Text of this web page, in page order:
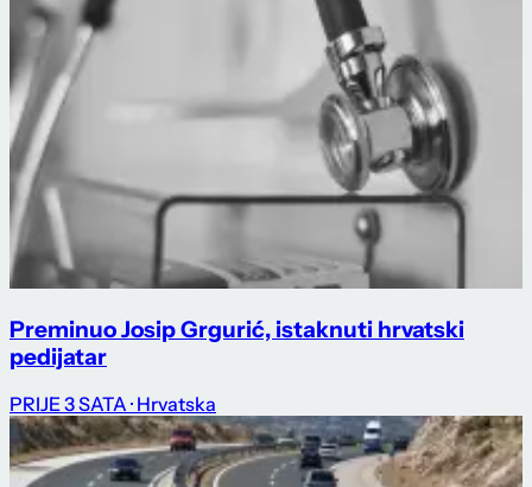
Preminuo Josip Grgurić, istaknuti hrvatski
pedijatar
PRIJE 3 SATA · Hrvatska